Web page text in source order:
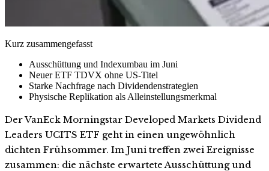
Kurz zusammengefasst
Ausschüttung und Indexumbau im Juni
Neuer ETF TDVX ohne US-Titel
Starke Nachfrage nach Dividendenstrategien
Physische Replikation als Alleinstellungsmerkmal
Der VanEck Morningstar Developed Markets Dividend
Leaders UCITS ETF geht in einen ungewöhnlich
dichten Frühsommer. Im Juni treffen zwei Ereignisse
zusammen: die nächste erwartete Ausschüttung und